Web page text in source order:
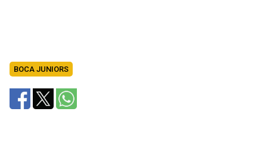
BOCA JUNIORS